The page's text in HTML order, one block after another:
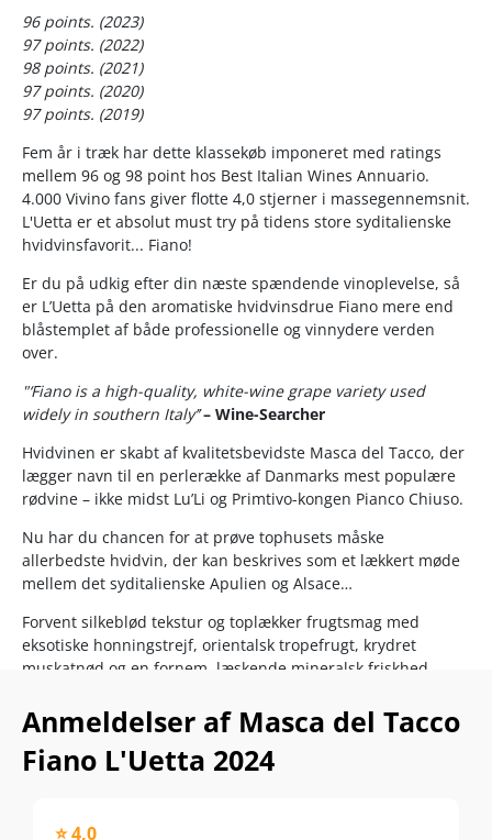
96 points. (2023)
97 points. (2022)
98 points. (2021)
97 points. (2020)
97 points. (2019)
Fem år i træk har dette klassekøb imponeret med ratings
mellem 96 og 98 point hos Best Italian Wines Annuario.
4.000 Vivino fans giver flotte 4,0 stjerner i massegennemsnit.
L'Uetta er et absolut must try på tidens store syditalienske
hvidvinsfavorit... Fiano!
Er du på udkig efter din næste spændende vinoplevelse, så
er L’Uetta på den aromatiske hvidvinsdrue Fiano mere end
blåstemplet af både professionelle og vinnydere verden
over.
"‘Fiano is a high-quality, white-wine grape variety used
widely in southern Italy’’ – Wine-Searcher
Hvidvinen er skabt af kvalitetsbevidste Masca del Tacco, der
lægger navn til en perlerække af Danmarks mest populære
rødvine – ikke midst Lu’Li og Primtivo-kongen Pianco Chiuso.
Nu har du chancen for at prøve tophusets måske
allerbedste hvidvin, der kan beskrives som et lækkert møde
mellem det syditalienske Apulien og Alsace…
Forvent silkeblød tekstur og toplækker frugtsmag med
eksotiske honningstrejf, orientalsk tropefrugt, krydret
muskatnød og en fornem, læskende mineralsk friskhed.
støvlehæl”, Apulien. De håndhøstede druer gennemgår en
såkaldt kryoekstraktion, altså en koncentrering af ”saft og
kraft” ved hjælp af nedfrysning.
Anmeldelser af Masca del Tacco
Fiano L'Uetta 2024
⭐ 4,0